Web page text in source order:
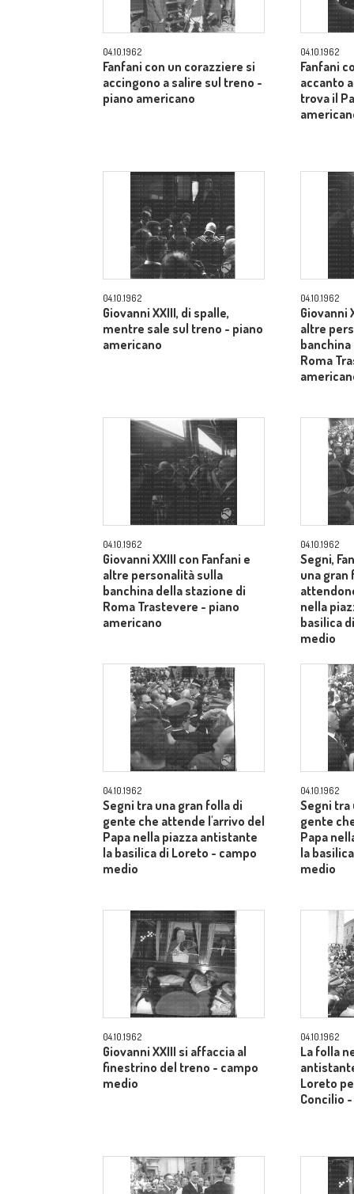
04.10.1962
Fanfani con un corazziere si
accingono a salire sul treno -
piano americano
04.10.1962
Fanfani
accanto
trova il
04.10.1962
Giovanni XXIII, di spalle,
mentre sale sul treno - piano
americano
04.10.1962
Giovanni
altre
Roma
04.10.1962
Giovanni XXIII con Fanfani e
altre personalità sulla
banchina della stazione di
Roma Trastevere - piano
americano
04.10.1962
Segni,
una gran
nella
basilica
medio
04.10.1962
Segni tra una gran folla di
gente che attende l'arrivo del
Papa nella piazza antistante
la basilica di Loreto - campo
medio
04.10.1962
Segni tra
gente
Papa
la
medio
04.10.1962
Giovanni XXIII si affaccia al
finestrino del treno - campo
medio
04.10.1962
La folla
Loreto
Concilio